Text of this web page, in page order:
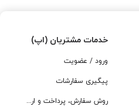
خدمات مشتریان (اپ)
ورود / عضویت
پیگیری سفارشات
روش سفارش، پرداخت و ارسال